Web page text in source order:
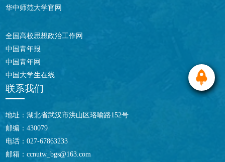
华中师范大学官网
全国高校思想政治工作网
中国青年报
中国青年网
中国大学生在线
联系我们
地址： 湖北省武汉市洪山区珞喻路152号
邮编： 430079
电话： 027-67863233
邮箱： ccnutw_bgs@163.com